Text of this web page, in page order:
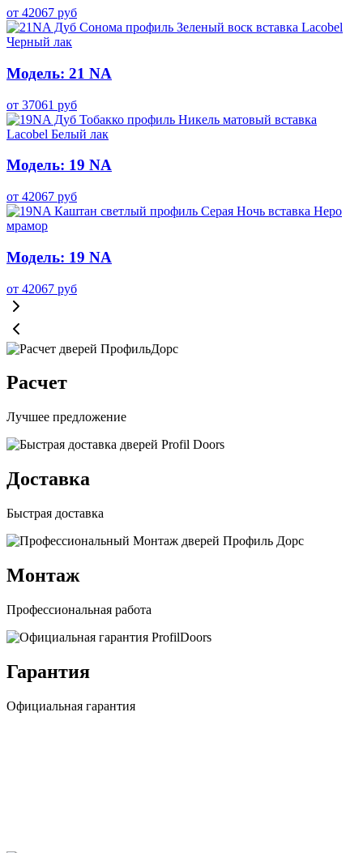
от 42067 руб
Модель: 21 NA
от 37061 руб
Модель: 19 NA
от 42067 руб
Модель: 19 NA
от 42067 руб
Расчет
Лучшее предложение
Доставка
Быстрая доставка
Монтаж
Профессиональная работа
Гарантия
Официальная гарантия